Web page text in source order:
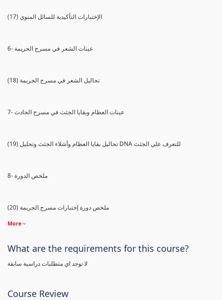
(17) الإختبارات التأكيدية للسائل المنوي
6- عينات الشعر في مسرح الجريمة
(18) تحاليل الشعر في مسرح الجريمة
7- عينات العظام وبقايا الجثث في مسرح الحادث
(19) تحاليل بقايا العظام وأشلاء الجثث وتحليل DNA للتعرف علي الجثث
8- ملخص الدورة
(20) ملخص دورة إختبارات مسرح الجريمة
More
What are the requirements for this course?
لا توجد اي متطلبات دراسية سابقة
Course Review